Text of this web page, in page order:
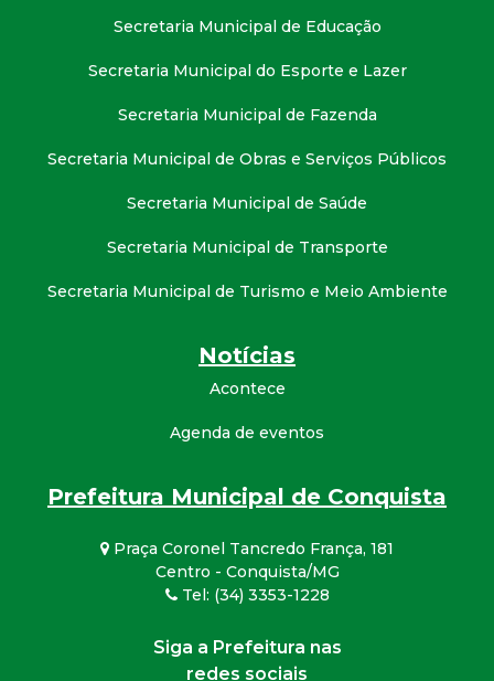
Secretaria Municipal de Educação
Secretaria Municipal do Esporte e Lazer
Secretaria Municipal de Fazenda
Secretaria Municipal de Obras e Serviços Públicos
Secretaria Municipal de Saúde
Secretaria Municipal de Transporte
Secretaria Municipal de Turismo e Meio Ambiente
Notícias
Acontece
Agenda de eventos
Prefeitura Municipal de Conquista
Praça Coronel Tancredo França, 181
Centro - Conquista/MG
Tel: (34) 3353-1228
Siga a Prefeitura nas
redes sociais